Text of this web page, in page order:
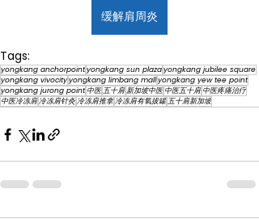
缓解肩周炎
Tags:
yongkang anchorpointyongkang sun plazayongkang jubilee square
yongkang vivocityyongkang limbang mallyongkang yew tee point
yongkang jurong point 中医 五十肩新加坡中医 中医五十肩 中医疼痛治疗
中医冷冻肩冷冻肩针灸冷冻肩推拿冷冻肩有氧拔罐 五十肩新加坡